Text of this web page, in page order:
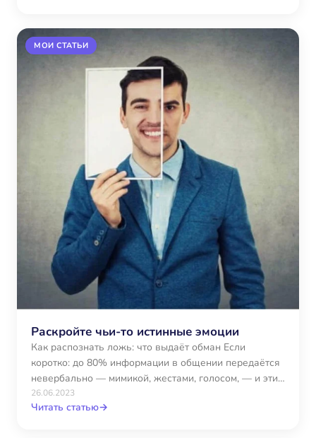
МОИ СТАТЬИ
Раскройте чьи-то истинные эмоции
Как распознать ложь: что выдаёт обман Если
коротко: до 80% информации в общении передаётся
невербально — мимикой, жестами, голосом, — и эти…
26.06.2023
Читать статью→